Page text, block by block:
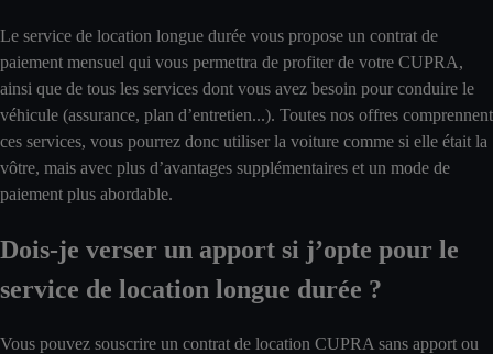
Le service de location longue durée vous propose un contrat de
paiement mensuel qui vous permettra de profiter de votre CUPRA,
ainsi que de tous les services dont vous avez besoin pour conduire le
véhicule (assurance, plan d’entretien...). Toutes nos offres comprennent
ces services, vous pourrez donc utiliser la voiture comme si elle était la
vôtre, mais avec plus d’avantages supplémentaires et un mode de
paiement plus abordable.
Dois-je verser un apport si j’opte pour le
service de location longue durée ?
Vous pouvez souscrire un contrat de location CUPRA sans apport ou